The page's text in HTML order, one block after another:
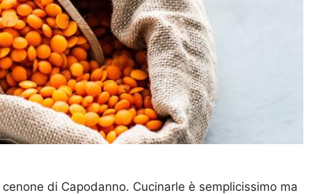
di Capodanno. Cucinarle è semplicissimo ma